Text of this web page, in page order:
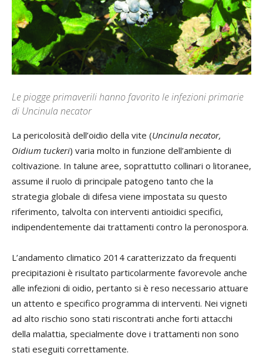
Le piogge primaverili hanno favorito le infezioni primarie
di Uncinula necator
La pericolosità dell’oidio della vite (Uncinula necator,
Oidium tuckeri) varia molto in funzione dell’ambiente di
coltivazione. In talune aree, soprattutto collinari o litoranee,
assume il ruolo di principale patogeno tanto che la
strategia globale di difesa viene impostata su questo
riferimento, talvolta con interventi antioidici specifici,
indipendentemente dai trattamenti contro la peronospora.
L’andamento climatico 2014 caratterizzato da frequenti
precipitazioni è risultato particolarmente favorevole anche
alle infezioni di oidio, pertanto si è reso necessario attuare
un attento e specifico programma di interventi. Nei vigneti
ad alto rischio sono stati riscontrati anche forti attacchi
della malattia, specialmente dove i trattamenti non sono
stati eseguiti correttamente.